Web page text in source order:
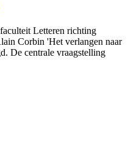
Letteren richting
Corbin 'Het verlangen naar
De centrale vraagstelling